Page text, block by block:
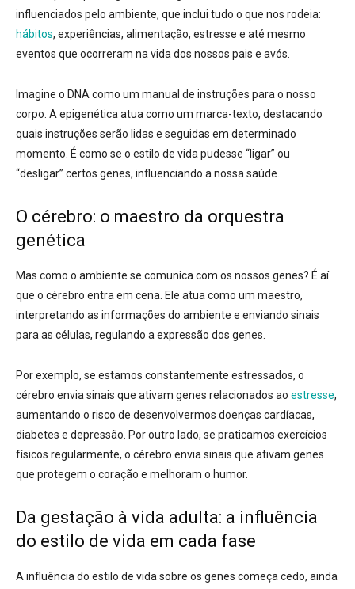
influenciados pelo ambiente, que inclui tudo o que nos rodeia:
hábitos, experiências, alimentação, estresse e até mesmo
eventos que ocorreram na vida dos nossos pais e avós.
Imagine o DNA como um manual de instruções para o nosso
corpo. A epigenética atua como um marca-texto, destacando
quais instruções serão lidas e seguidas em determinado
momento. É como se o estilo de vida pudesse “ligar” ou
“desligar” certos genes, influenciando a nossa saúde.
O cérebro: o maestro da orquestra
genética
Mas como o ambiente se comunica com os nossos genes? É aí
que o cérebro entra em cena. Ele atua como um maestro,
interpretando as informações do ambiente e enviando sinais
para as células, regulando a expressão dos genes.
Por exemplo, se estamos constantemente estressados, o
cérebro envia sinais que ativam genes relacionados ao estresse,
aumentando o risco de desenvolvermos doenças cardíacas,
diabetes e depressão. Por outro lado, se praticamos exercícios
físicos regularmente, o cérebro envia sinais que ativam genes
que protegem o coração e melhoram o humor.
Da gestação à vida adulta: a influência
do estilo de vida em cada fase
A influência do estilo de vida sobre os genes começa cedo, ainda